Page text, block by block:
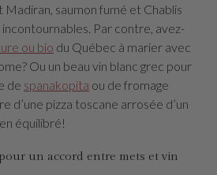
saumon fumé et Chablis
Par contre, avez-
ou bio du Québec à marier avec
Ou un beau vin blanc grec pour
de spanakopita ou de fromage
d’une pizza toscane arrosée d’un
équilibré!
un accord entre mets et vin